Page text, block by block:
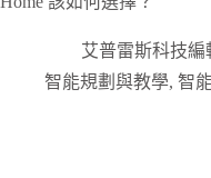
艾普雷斯科技編
智能規劃與教學, 智